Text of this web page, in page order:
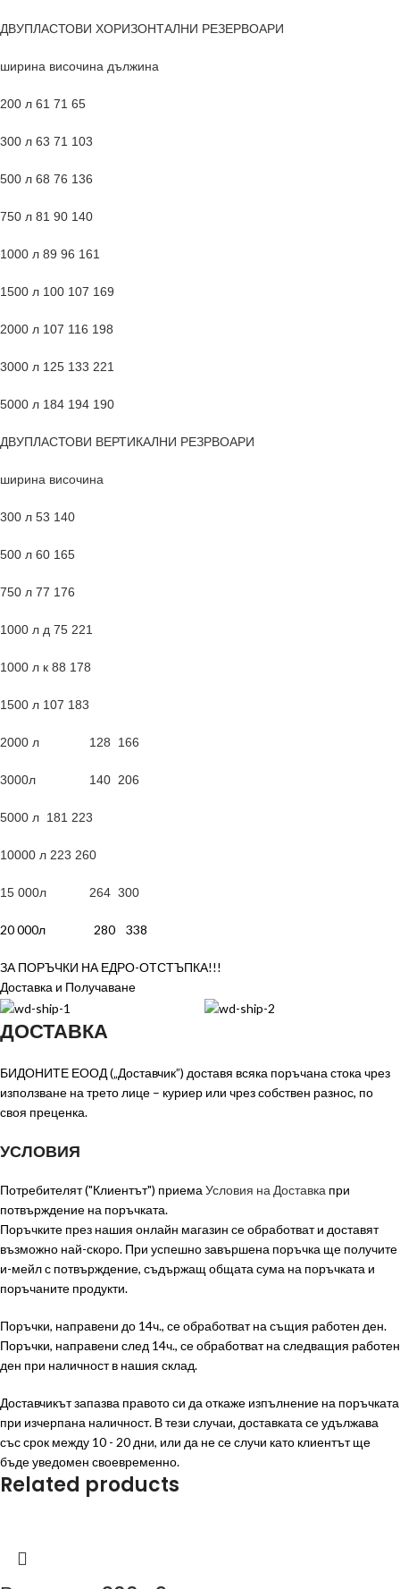
ДВУПЛАСТОВИ ХОРИЗОНТАЛНИ РЕЗЕРВОАРИ
ширина височина дължина
200 л 61 71 65
300 л 63 71 103
500 л 68 76 136
750 л 81 90 140
1000 л 89 96 161
1500 л 100 107 169
2000 л 107 116 198
3000 л 125 133 221
5000 л 184 194 190
ДВУПЛАСТОВИ ВЕРТИКАЛНИ РЕЗРВОАРИ
ширина височина
300 л 53 140
500 л 60 165
750 л 77 176
1000 л д 75 221
1000 л к 88 178
1500 л 107 183
2000 л 128 166
3000л 140 206
5000 л 181 223
10000 л 223 260
15 000л 264 300
20 000л 280 338
ЗА ПОРЪЧКИ НА ЕДРО-ОТСТЪПКА!!!
Доставка и Получаване
ДОСТАВКА
БИДОНИТЕ ЕООД („Доставчик”) доставя всяка поръчана стока чрез
използване на трето лице – куриер или чрез собствен разнос, по
своя преценка.
УСЛОВИЯ
Потребителят ("Клиентът") приема Условия на Доставка при
потвърждение на поръчката.
Поръчките през нашия онлайн магазин се обработват и доставят
възможно най-скоро. При успешно завършена поръчка ще получите
и-мейл с потвърждение, съдържащ общата сума на поръчката и
поръчаните продукти.
Поръчки, направени до 14ч., се обработват на същия работен ден.
Поръчки, направени след 14ч., се обработват на следващия работен
ден при наличност в нашия склад.
Доставчикът запазва правото си да откаже изпълнение на поръчката
при изчерпана наличност. В тези случаи, доставката се удължава
със срок между 10 - 20 дни, или да не се случи като клиентът ще
бъде уведомен своевременно.
Related products